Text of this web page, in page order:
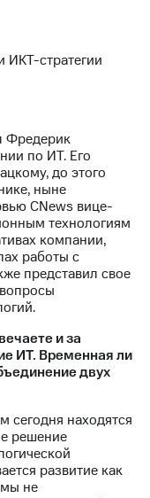
ИКТ-стратегии
Фредерик
по ИТ. Его
до этого
ныне
CNews вице-
технологиям
компании,
работы с
представил свое
и за
ИТ. Временная ли
двух
сегодня находятся
решение
развитие как
мы не